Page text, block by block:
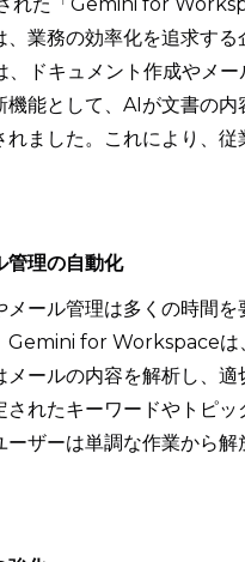
た「Gemini for
業務の効率化を追求す
ドキュメント作成やメー
能として、AIが文書の
れました。これにより、
管理の自動化
ール管理は多くの時間
Gemini for Workspaceは
ールの内容を解析し、適
れたキーワードやトピ
ーザーは単調な作業から